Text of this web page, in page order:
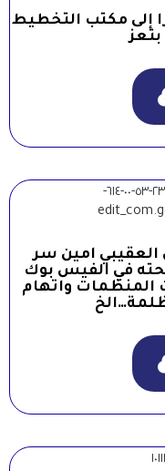
إلى مكتب التخطيط
بتعز
العقيبي امين سر
في الفيس بوك
المنظمات واتهام